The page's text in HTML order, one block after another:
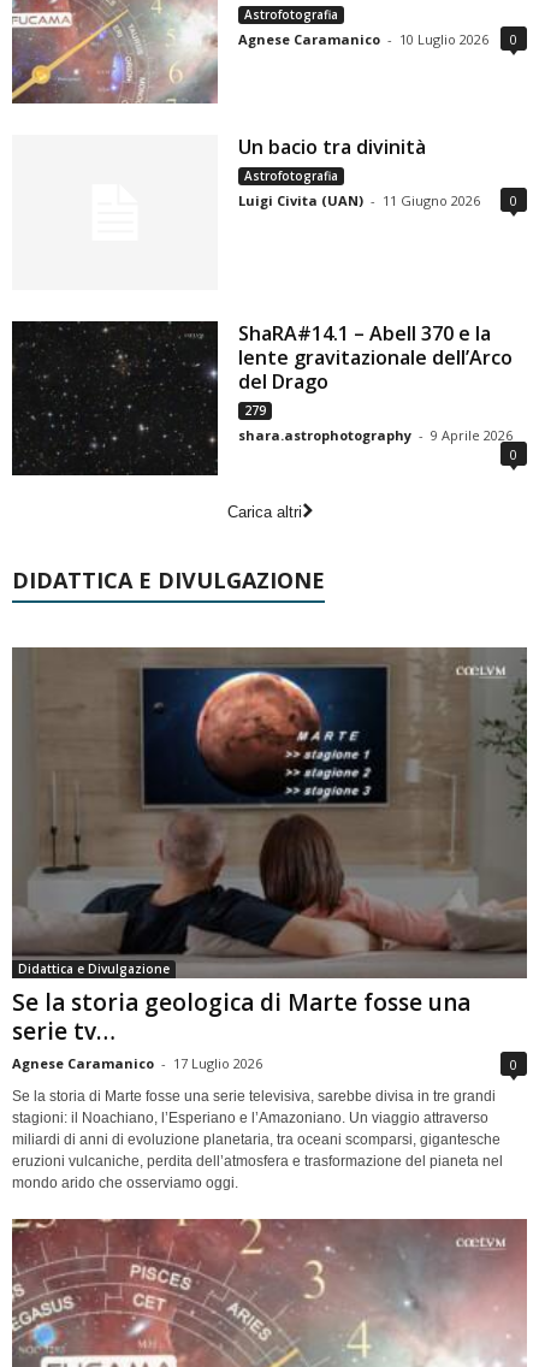
Astrofotografia
Agnese Caramanico - 10 Luglio 2026 0
Un bacio tra divinità
Astrofotografia
Luigi Civita (UAN) - 11 Giugno 2026 0
ShaRA#14.1 – Abell 370 e la
lente gravitazionale dell’Arco
del Drago
279
shara.astrophotography - 9 Aprile 2026
0
Carica altri
DIDATTICA E DIVULGAZIONE
Didattica e Divulgazione
Se la storia geologica di Marte fosse una
serie tv…
Agnese Caramanico - 17 Luglio 2026 0
Se la storia di Marte fosse una serie televisiva, sarebbe divisa in tre grandi
stagioni: il Noachiano, l’Esperiano e l’Amazoniano. Un viaggio attraverso
miliardi di anni di evoluzione planetaria, tra oceani scomparsi, gigantesche
eruzioni vulcaniche, perdita dell’atmosfera e trasformazione del pianeta nel
mondo arido che osserviamo oggi.